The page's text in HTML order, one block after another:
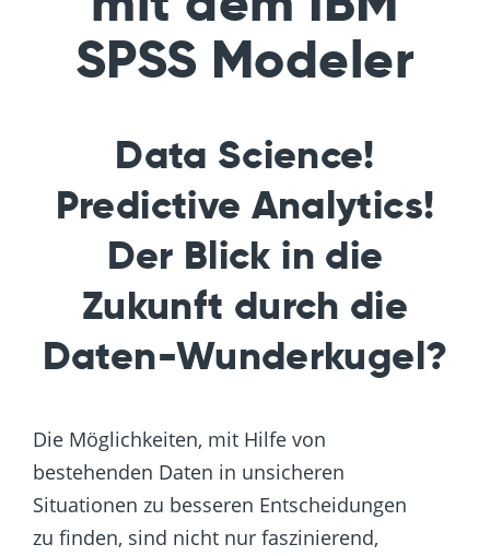
SPSS Modeler
Data Science!
Predictive Analytics!
Der Blick in die
Zukunft durch die
Daten-Wunderkugel?
Die Möglichkeiten, mit Hilfe von
bestehenden Daten in unsicheren
Situationen zu besseren Entscheidungen
zu finden, sind nicht nur faszinierend,